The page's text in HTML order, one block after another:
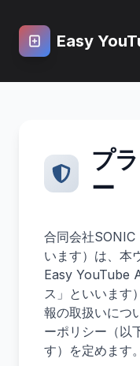
Easy
プ
ー
合同会社SONIC
います）は、本
Easy YouTube
ス」といいます
報の取扱いにつ
ーポリシー（以
す）を定めます。